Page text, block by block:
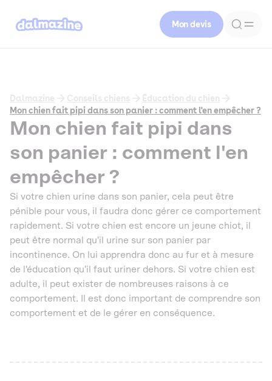
Mon devis
Dalmazine Conseils chiens
Éducation du chien
Mon chien fait pipi dans son panier : comment l'en empêcher ?
Mon chien fait pipi dans
son panier : comment l'en
empêcher ?
Si votre chien urine dans son panier, cela peut être
pénible pour vous, il faudra donc gérer ce comportement
rapidement. Si votre chien est encore un jeune chiot, il
peut être normal qu'il urine sur son panier par
incontinence. On lui apprendra donc au fur et à mesure
de l'éducation qu'il faut uriner dehors. Si votre chien est
adulte, il peut exister de nombreuses raisons à ce
comportement. Il est donc important de comprendre son
comportement et de le gérer en conséquence.